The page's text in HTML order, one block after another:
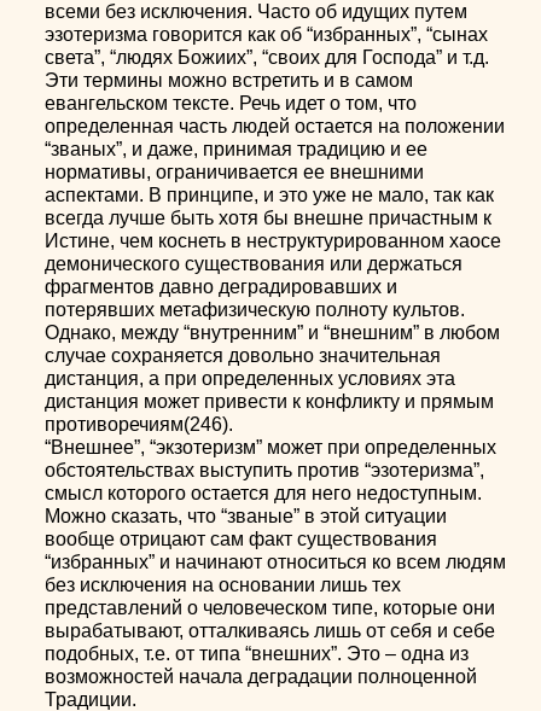
всеми без исключения. Часто об идущих путем
эзотеризма говорится как об “избранных”, “сынах
света”, “людях Божиих”, “своих для Господа” и т.д.
Эти термины можно встретить и в самом
евангельском тексте. Речь идет о том, что
определенная часть людей остается на положении
“званых”, и даже, принимая традицию и ее
нормативы, ограничивается ее внешними
аспектами. В принципе, и это уже не мало, так как
всегда лучше быть хотя бы внешне причастным к
Истине, чем коснеть в неструктурированном хаосе
демонического существования или держаться
фрагментов давно деградировавших и
потерявших метафизическую полноту культов.
Однако, между “внутренним” и “внешним” в любом
случае сохраняется довольно значительная
дистанция, а при определенных условиях эта
дистанция может привести к конфликту и прямым
противоречиям(246).
“Внешнее”, “экзотеризм” может при определенных
обстоятельствах выступить против “эзотеризма”,
смысл которого остается для него недоступным.
Можно сказать, что “званые” в этой ситуации
вообще отрицают сам факт существования
“избранных” и начинают относиться ко всем людям
без исключения на основании лишь тех
представлений о человеческом типе, которые они
вырабатывают, отталкиваясь лишь от себя и себе
подобных, т.е. от типа “внешних”. Это – одна из
возможностей начала деградации полноценной
Традиции.